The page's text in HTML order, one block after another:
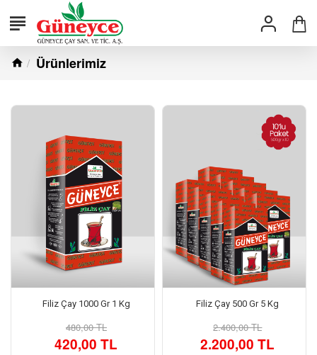
Ürünlerimiz
Filiz Çay 1000 Gr 1 Kg
480,00 TL
420,00 TL
Filiz Çay 500 Gr 5 Kg
2.400,00 TL
2.200,00 TL